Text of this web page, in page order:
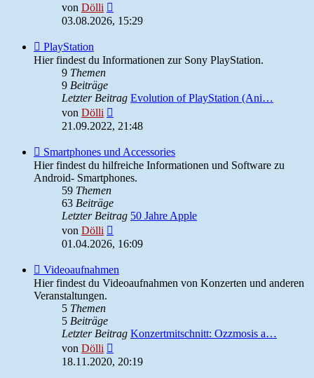
von Dölli
Beitrag
03.08.2026, 15:29
Feed
-
PlayStation
PlayStation
Hier findest du Informationen zur Sony PlayStation.
9 Themen
9 Beiträge
Letzter Beitrag Evolution of PlayStation (Ani…
von Dölli
Beitrag
21.09.2022, 21:48
Feed
-
Smartphones
Accessories
Smartphones und Accessories
Hier findest du hilfreiche Informationen und Software zu
Android- Smartphones.
59 Themen
63 Beiträge
Letzter Beitrag 50 Jahre Apple
von Dölli
Beitrag
01.04.2026, 16:09
Feed
-
Videoaufnahmen
Videoaufnahmen
Hier findest du Videoaufnahmen von Konzerten und anderen
Veranstaltungen.
5 Themen
5 Beiträge
Letzter Beitrag Konzertmitschnitt: Ozzmosis a…
von Dölli
Beitrag
18.11.2020, 20:19